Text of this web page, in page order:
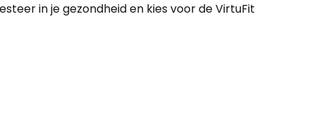
in je gezondheid en kies voor de VirtuFit